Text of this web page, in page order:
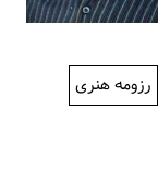
رزومه هنری